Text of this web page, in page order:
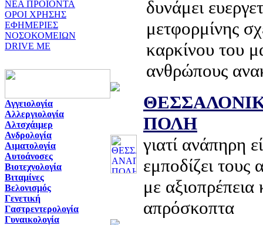
ΝΕΑ ΠΡΟΪΟΝΤΑ
ΟΡΟΙ ΧΡΗΣΗΣ
ΕΦΗΜΕΡΙΕΣ
ΝΟΣΟΚΟΜΕΙΩΝ
DRIVE ME
Αγγειολογία
Αλλεργιολογία
Αλτσχάιμερ
Ανδρολογία
Αιματολογία
Αυτοάνοσες
Βιοτεχνολογία
Βιταμίνες
Βελονισμός
Γενετική
Γαστρεντερολογία
Γυναικολογία
δυνάμει
μετφορμίνης
καρκίνου του
ανθρώπους
ΠΟΛΗ
γιατί ανάπηρη
εμποδίζει
με αξιοπρέπεια
απρόσκοπτα